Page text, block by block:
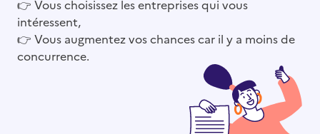
👉 Vous choisissez les entreprises qui vous
intéressent,
👉 Vous augmentez vos chances car il y a moins de
concurrence.